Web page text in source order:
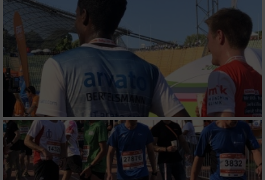
Notwendig
Performance
Funktional
Werbung